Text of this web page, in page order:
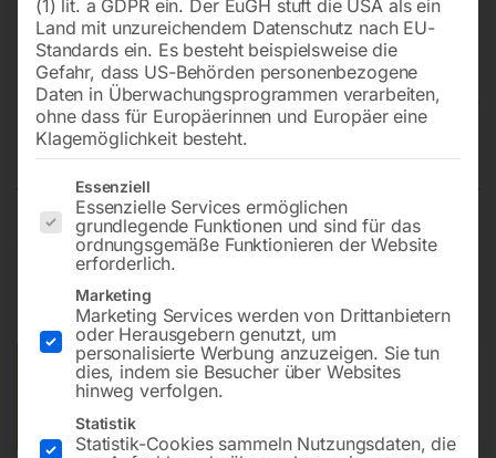
Y-Verteile 45° IG 1′ (Pos. 23) für
48,00
inkl. MwSt. zzgl.Versandkosten
Lieferzeit:ca. 2 - 3 Tage
Versandkosten Standard (Österreich):€10,00
Bitte beachten Sie: Die Versandkosten gelten für Österreich.
Andere Länder können abweichen.
(1) lit. a GDPR ein. Der EuGH stuft die USA als ein
Land mit unzureichendem Datenschutz nach EU-
Standards ein. Es besteht beispielsweise die
Gefahr, dass US-Behörden personenbezogene
Daten in Überwachungsprogrammen verarbeiten,
ohne dass für Europäerinnen und Europäer eine
Klagemöglichkeit besteht.
Es folgt eine Liste der Service-Gruppen, für die eine
Essenziell
Essenzielle Services ermöglichen
grundlegende Funktionen und sind für das
ordnungsgemäße Funktionieren der Website
erforderlich.
Marketing
Marketing Services werden von Drittanbietern
oder Herausgebern genutzt, um
personalisierte Werbung anzuzeigen. Sie tun
dies, indem sie Besucher über Websites
hinweg verfolgen.
Statistik
Statistik-Cookies sammeln Nutzungsdaten, die